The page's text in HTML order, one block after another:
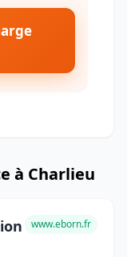
à Charlieu
www.eborn.fr